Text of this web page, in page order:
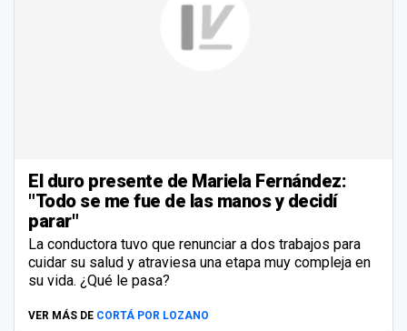
El duro presente de Mariela Fernández:
"Todo se me fue de las manos y decidí
parar"
La conductora tuvo que renunciar a dos trabajos para
cuidar su salud y atraviesa una etapa muy compleja en
su vida. ¿Qué le pasa?
VER MÁS DE CORTÁ POR LOZANO